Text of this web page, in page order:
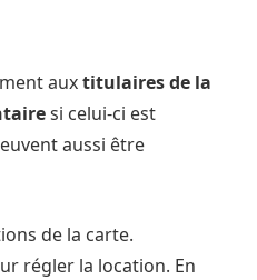
auxtitulaires de la
si celui-ci est
aussi être
de la carte.
régler la location. En